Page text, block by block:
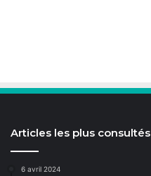
Articles les plus consultés
6 avril 2024